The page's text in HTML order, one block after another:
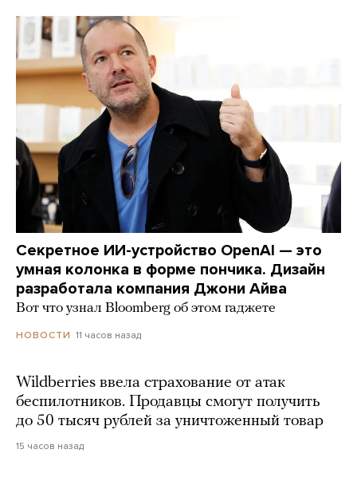
Секретное ИИ-устройство OpenAI — это
умная колонка в форме пончика. Дизайн
разработала компания Джони Айва
Вот что узнал Bloomberg об этом гаджете
НОВОСТИ 11 часов назад
Wildberries ввела страхование от атак
беспилотников. Продавцы смогут получить
до 50 тысяч рублей за уничтоженный товар
15 часов назад